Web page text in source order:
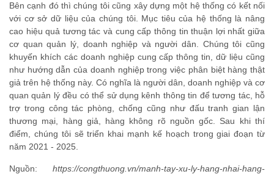
Bên cạnh đó thì chúng tôi cũng xây dựng một hệ thống có kết nối
với cơ sở dữ liệu của chúng tôi. Mục tiêu của hệ thống là nâng
cao hiệu quả tương tác và cung cấp thông tin thuận lợi nhất giữa
cơ quan quản lý, doanh nghiệp và người dân. Chúng tôi cũng
khuyến khích các doanh nghiệp cung cấp thông tin, dữ liệu cũng
như hướng dẫn của doanh nghiệp trong việc phân biệt hàng thật
giả trên hệ thống này. Có nghĩa là người dân, doanh nghiệp và cơ
quan quản lý đều có thể sử dụng kênh thông tin để tương tác, hỗ
trợ trong công tác phòng, chống cũng như đấu tranh gian lận
thương mại, hàng giả, hàng không rõ nguồn gốc. Sau khi thí
điểm, chúng tôi sẽ triển khai mạnh kế hoạch trong giai đoạn từ
năm 2021 - 2025.
Nguồn: https://congthuong.vn/manh-tay-xu-ly-hang-nhai-hang-